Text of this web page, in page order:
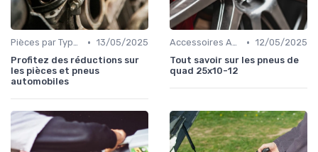
Pièces par Type (Freins, Moteur, etc.) • 13/05/2025
Profitez des réductions sur
les pièces et pneus
automobiles
Accessoires Auto • 12/05/2025
Tout savoir sur les pneus de
quad 25x10-12